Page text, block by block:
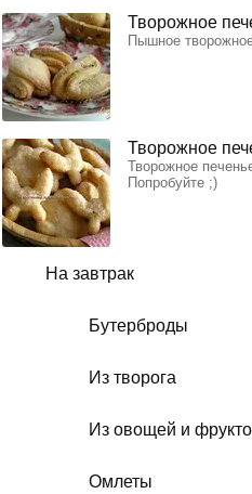
На завтрак
Бутерброды
Из творога
Из овощей и
Омлеты
Творожное
Пышное
Творожное
Творожное
Попробуйте ;)